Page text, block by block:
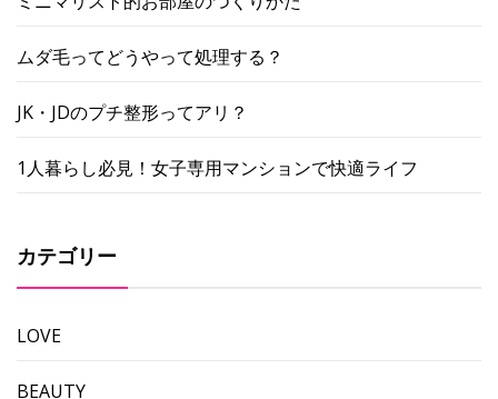
ムダ毛ってどうやって処理する？
JK・JDのプチ整形ってアリ？
1人暮らし必見！女子専用マンションで快適ライフ
カテゴリー
LOVE
BEAUTY